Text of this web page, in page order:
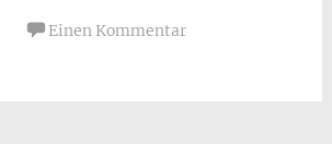
Einen Kommentar